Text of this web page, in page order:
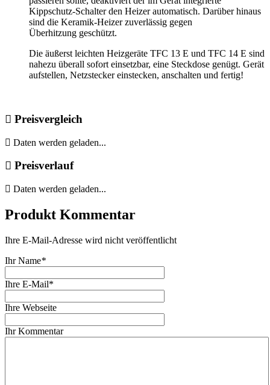
Kippschutz-Schalter den Heizer automatisch. Darüber hinaus
sind die Keramik-Heizer zuverlässig gegen
Überhitzung geschützt.
Die äußerst leichten Heizgeräte TFC 13 E und TFC 14 E sind
nahezu überall sofort einsetzbar, eine Steckdose genügt. Gerät
aufstellen, Netzstecker einstecken, anschalten und fertig!
Preisvergleich
Daten werden geladen...
Preisverlauf
Daten werden geladen...
Produkt Kommentar
Ihre E-Mail-Adresse wird nicht veröffentlicht
Ihr Name*
Ihre E-Mail*
Ihre Webseite
Ihr Kommentar